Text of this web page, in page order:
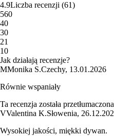
4.9Liczba recenzji (61)
560
40
30
21
10
Jak działają recenzje?
MMonika S.Czechy, 13.01.2026
Równie wspaniały
Ta recenzja została
VValentina K.Słowenia,
Wysokiej jakości, miękki dywan.